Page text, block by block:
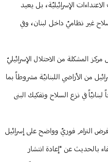
الإسرائيليّة، بل يعيد
غير نظاميّ داخل لبنان، وفي
مركز المشكلة من الاحتلال الإسرائيليّ
من الأراضي اللبنانيّة مشروطاً بما
في نزع السلاح وتفكيك البنى
التزام فوريّ وواضح على إسرائيل
بالحديث عن "إعادة انتشار